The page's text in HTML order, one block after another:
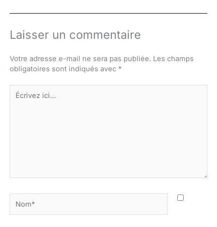
Laisser un commentaire
Votre adresse e-mail ne sera pas publiée. Les champs
obligatoires sont indiqués avec *
Écrivez
ici…